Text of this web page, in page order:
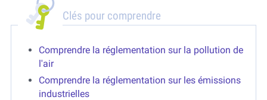
Clés pour comprendre
Comprendre la réglementation sur la pollution de
l'air
Comprendre la réglementation sur les émissions
industrielles